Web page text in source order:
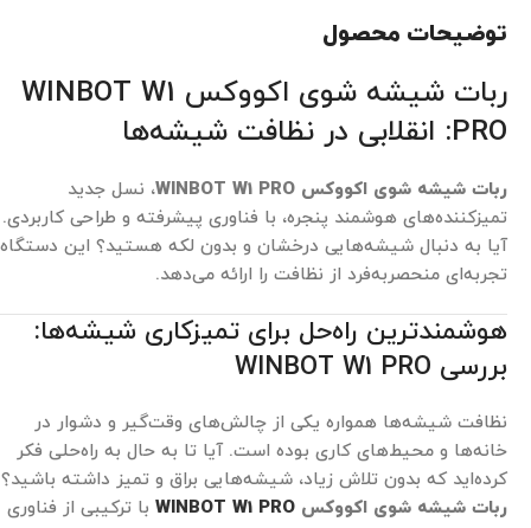
توضیحات محصول
ربات شیشه شوی اکووکس WINBOT W1
PRO: انقلابی در نظافت شیشه‌ها
ربات شیشه شوی اکووکس WINBOT W1 PRO
، نسل جدید
تمیزکننده‌های هوشمند پنجره، با فناوری پیشرفته و طراحی کاربردی.
آیا به دنبال شیشه‌هایی درخشان و بدون لکه هستید؟ این دستگاه
تجربه‌ای منحصربه‌فرد از نظافت را ارائه می‌دهد.
هوشمندترین راه‌حل برای تمیزکاری شیشه‌ها:
بررسی WINBOT W1 PRO
نظافت شیشه‌ها همواره یکی از چالش‌های وقت‌گیر و دشوار در
خانه‌ها و محیط‌های کاری بوده است. آیا تا به حال به راه‌حلی فکر
کرده‌اید که بدون تلاش زیاد، شیشه‌هایی براق و تمیز داشته باشید؟
ربات شیشه شوی اکووکس WINBOT W1 PRO با ترکیبی از فناوری